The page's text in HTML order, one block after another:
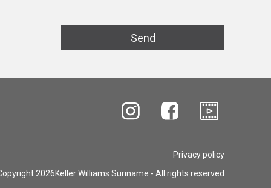
Privacy policy
2026Keller Williams Suriname - All rights reserved